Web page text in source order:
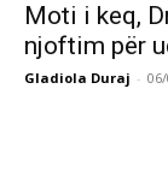
Moti i keq,
njoftim për
Gladiola Duraj -